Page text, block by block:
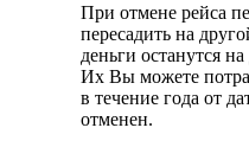
При отмене рейса
пересадить на
деньги останутся
Их Вы можете
в течение года от
отменен.